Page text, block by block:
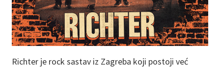
Richter je rock sastav iz Zagreba koji postoji već